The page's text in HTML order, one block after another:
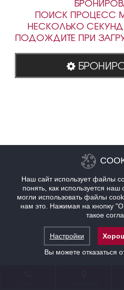
ПОИСК ПРОЦЕСС
НЕСКОЛЬКО
ПОДОЖДИТЕ ПРИ
Наш сайт использует файлы
понять, как используется
могли использовать файлы
нам это. Нажимая на кнопку
такое
Настройки
Вы можете отказаться